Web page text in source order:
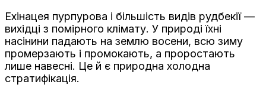
Ехінацея пурпурова і більшість видів рудбекії —
вихідці з помірного клімату. У природі їхні
насінини падають на землю восени, всю зиму
промерзають і промокають, а проростають
лише навесні. Це й є природна холодна
стратифікація.